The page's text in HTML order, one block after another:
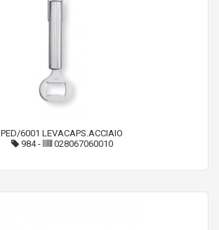
PED/6001 LEVACAPS.ACCIAIO
984- 028067060010